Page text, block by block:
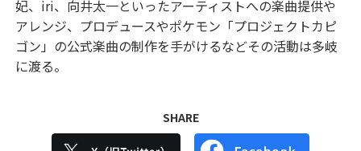
妃、iri、向井太一といったアーティストへの楽曲提供や
アレンジ、プロデュースやポケモン「プロジェクトカピ
ゴン」の公式楽曲の制作を手がけるなどその活動は多岐
に渡る。
SHARE